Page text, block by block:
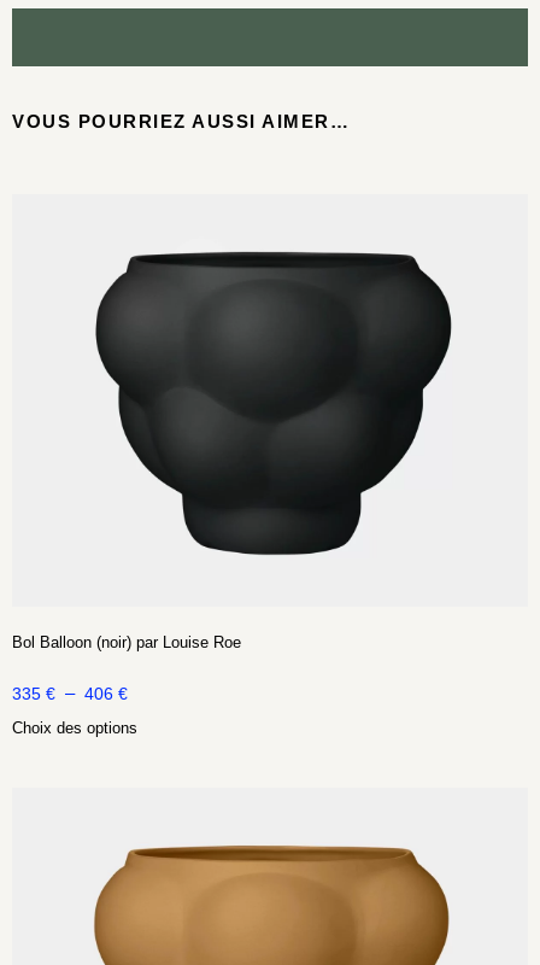
VOUS POURRIEZ AUSSI AIMER…
Bol Balloon (noir) par Louise Roe
335 € – 406 €
Choix des options